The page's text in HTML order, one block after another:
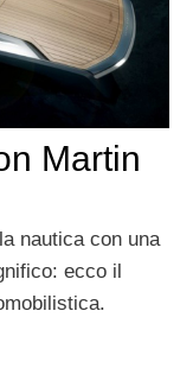
Martin
nautica con una
ecco il